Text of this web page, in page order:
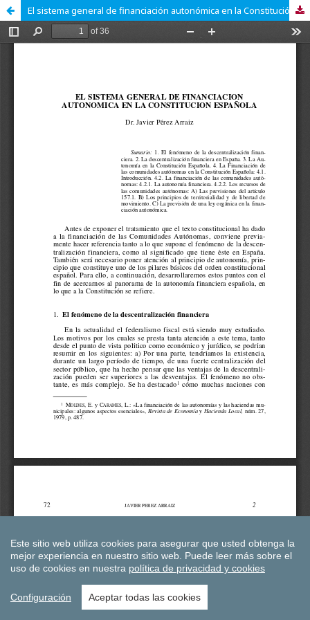
El sistema general de financiación autonómica en la Constitución española
Este sitio web utiliza cookies para asegurar que usted obtenga la
mejor experiencia en nuestro sitio web. Puede leer más sobre el
uso de cookies en nuestra política de privacidad y cookies
Configuración Aceptar todas las cookies